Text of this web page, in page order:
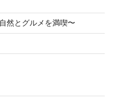
然とグルメを満喫〜